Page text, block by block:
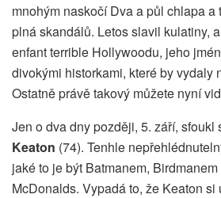
mnohým naskočí Dva a půl chlapa
plná skandálů. Letos slavil kulatiny,
enfant terrible Hollywoodu, jeho
divokými historkami, které by vydaly
Ostatně právě takový můžete nyní
Jen o dva dny později, 5. září, sfoukl
Keaton (74). Tenhle
jaké to je být Batmanem,
McDonalds. Vypadá to, že Keaton si